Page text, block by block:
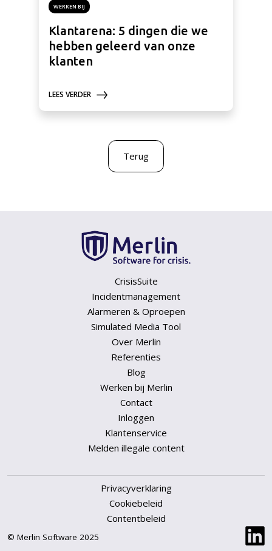
WERKEN BIJ
Klantarena: 5 dingen die we
hebben geleerd van onze
klanten
LEES VERDER
Terug
CrisisSuite
Incidentmanagement
Alarmeren & Oproepen
Simulated Media Tool
Over Merlin
Referenties
Blog
Werken bij Merlin
Contact
Inloggen
Klantenservice
Melden illegale content
Privacyverklaring
Cookiebeleid
Contentbeleid
© Merlin Software 2025